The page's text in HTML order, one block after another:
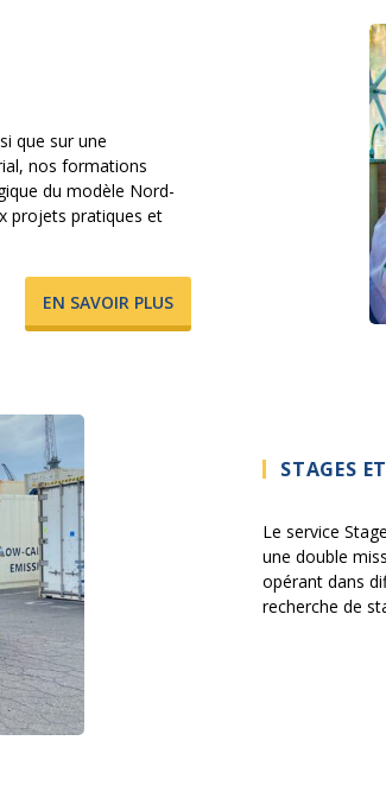
que sur une
nos formations
du modèle Nord-
projets pratiques et
​EN SAVOIR PLUS
STAGES
Le service
une double
opérant dans
recherche de